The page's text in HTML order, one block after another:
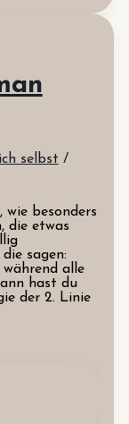
selbst /
besonders
die etwas
sagen:
während alle
hast du
der 2. Linie